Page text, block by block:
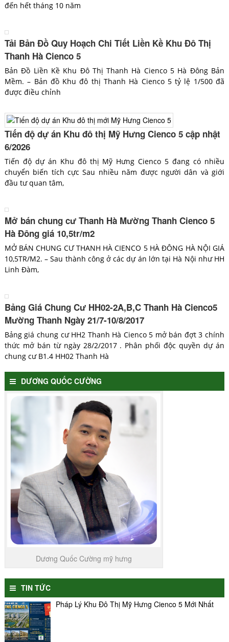
đến hết tháng 10 năm
Tải Bản Đồ Quy Hoạch Chi Tiết Liền Kề Khu Đô Thị
Thanh Hà Cienco 5
Bản Đồ Liền Kề Khu Đô Thị Thanh Hà Cienco 5 Hà Đông Bản
Mềm. – Bản đồ Khu đô thị Thanh Hà Cienco 5 tỷ lệ 1/500 đã
được điều chỉnh
Tiến độ dự án Khu đô thị Mỹ Hưng Cienco 5 cập nhật
6/2026
Tiến độ dự án Khu đô thị Mỹ Hưng Cienco 5 đang có nhiều
chuyển biến tích cực Sau nhiều năm được người dân và giới
đầu tư quan tâm,
Mở bán chung cư Thanh Hà Mường Thanh Cienco 5
Hà Đông giá 10,5tr/m2
MỞ BÁN CHUNG CƯ THANH HÀ CIENCO 5 HÀ ĐÔNG HÀ NỘI GIÁ
10,5TR/M2. – Sau thành công ở các dự án lớn tại Hà Nội như HH
Linh Đàm,
Bảng Giá Chung Cư HH02-2A,B,C Thanh Hà Cienco5
Mường Thanh Ngày 21/7-10/8/2017
Bảng giá chung cư HH2 Thanh Hà Cienco 5 mở bán đợt 3 chính
thức mở bán từ ngày 28/2/2017 . Phân phối độc quyền dự án
chung cư B1.4 HH02 Thanh Hà
DƯƠNG QUỐC CƯỜNG
Dương Quốc Cường mỹ hưng
TIN TỨC
Pháp Lý Khu Đô Thị Mỹ Hưng Cienco 5 Mới Nhất